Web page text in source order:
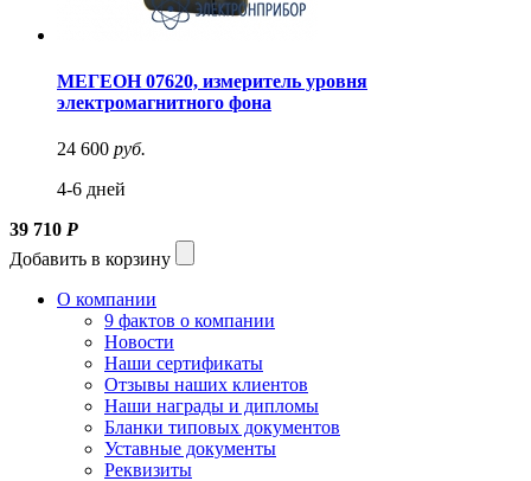
МЕГЕОН 07620, измеритель уровня
электромагнитного фона
24 600 руб.
4-6 дней
39 710 Р
Добавить в корзину
О компании
9 фактов о компании
Новости
Наши сертификаты
Отзывы наших клиентов
Наши награды и дипломы
Бланки типовых документов
Уставные документы
Реквизиты